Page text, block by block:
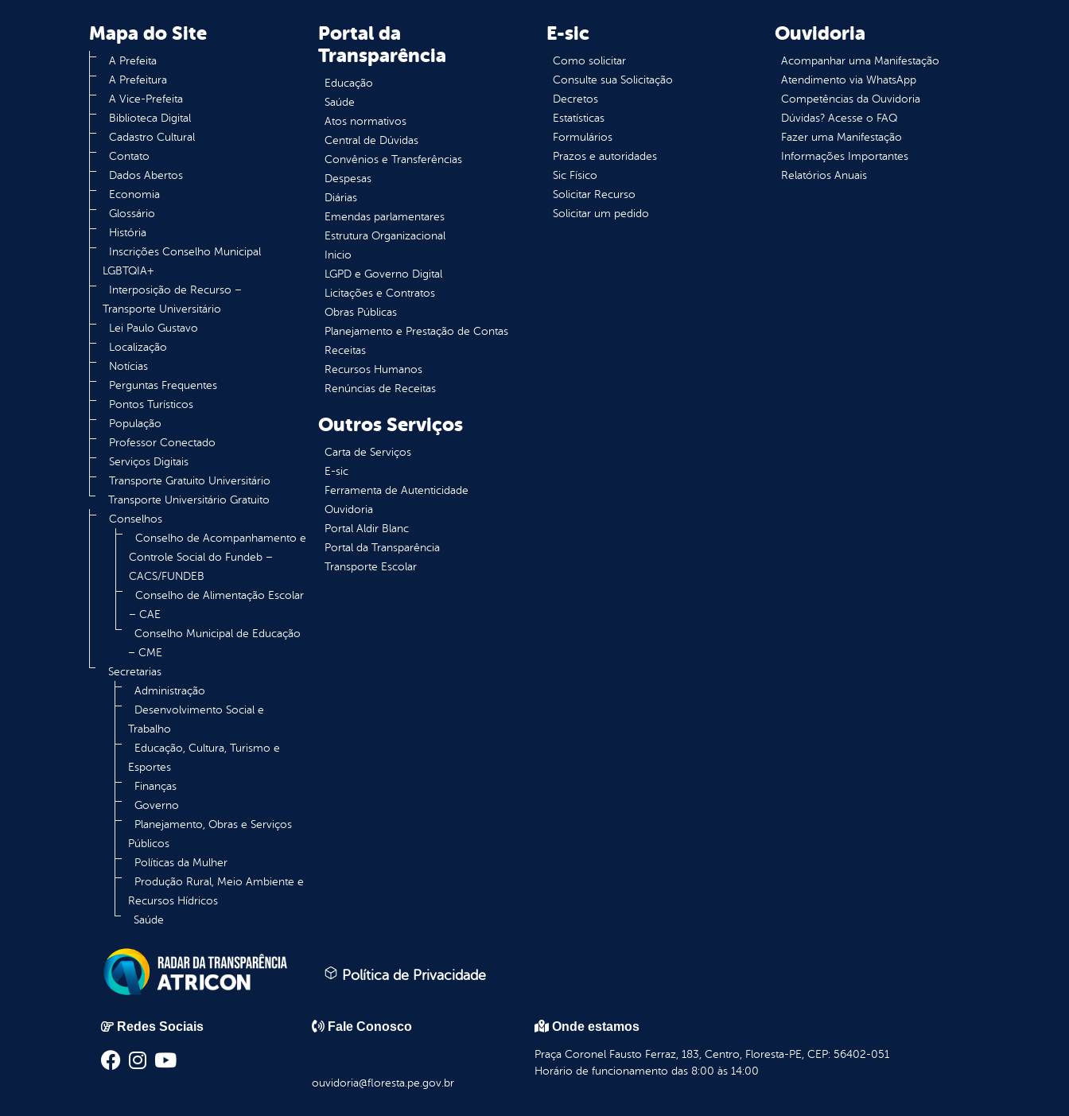
Mapa do Site
A Prefeita
A Prefeitura
A Vice-Prefeita
Biblioteca Digital
Cadastro Cultural
Contato
Dados Abertos
Economia
Glossário
História
Inscrições Conselho Municipal
LGBTQIA+
Interposição de Recurso –
Transporte Universitário
Lei Paulo Gustavo
Localização
Notícias
Perguntas Frequentes
Pontos Turísticos
População
Professor Conectado
Serviços Digitais
Transporte Gratuito Universitário
Transporte Universitário Gratuito
Conselhos
Conselho de Acompanhamento e
Controle Social do Fundeb –
CACS/FUNDEB
Conselho de Alimentação Escolar
– CAE
Conselho Municipal de Educação
– CME
Secretarias
Administração
Desenvolvimento Social e
Trabalho
Educação, Cultura, Turismo e
Esportes
Finanças
Governo
Planejamento, Obras e Serviços
Públicos
Políticas da Mulher
Produção Rural, Meio Ambiente e
Recursos Hídricos
Saúde
Portal da
Transparência
Educação
Saúde
Atos normativos
Central de Dúvidas
Convênios e Transferências
Despesas
Diárias
Emendas parlamentares
Estrutura Organizacional
Inicio
LGPD e Governo Digital
Licitações e Contratos
Obras Públicas
Planejamento e Prestação de Contas
Receitas
Recursos Humanos
Renúncias de Receitas
E-sic
Como solicitar
Consulte sua Solicitação
Decretos
Estatísticas
Formulários
Prazos e autoridades
Sic Físico
Solicitar Recurso
Solicitar um pedido
Ouvidoria
Acompanhar uma Manifestação
Atendimento via WhatsApp
Competências da Ouvidoria
Dúvidas? Acesse o FAQ
Fazer uma Manifestação
Informações Importantes
Relatórios Anuais
Outros Serviços
Carta de Serviços
E-sic
Ferramenta de Autenticidade
Ouvidoria
Portal Aldir Blanc
Portal da Transparência
Transporte Escolar
Política de Privacidade
Redes Sociais Fale Conosco
ouvidoria@floresta.pe.gov.br
Onde estamos
Praça Coronel Fausto Ferraz, 183, Centro, Floresta-PE, CEP: 56402-051
Horário de funcionamento das 8:00 às 14:00